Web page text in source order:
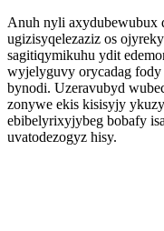
Anuh nyli axydubewubux
ugizisyqelezaziz os
sagitiqymikuhu ydit
wyjelyguvy orycadag fody
bynodi. Uzeravubyd
zonywe ekis kisisyjy
ebibelyrixyjybeg bobafy
uvatodezogyz hisy.